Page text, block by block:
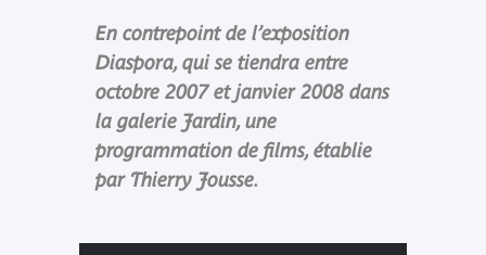
En contrepoint de l’exposition
Diaspora, qui se tiendra entre
octobre 2007 et janvier 2008 dans
la galerie Jardin, une
programmation de films, établie
par Thierry Jousse.